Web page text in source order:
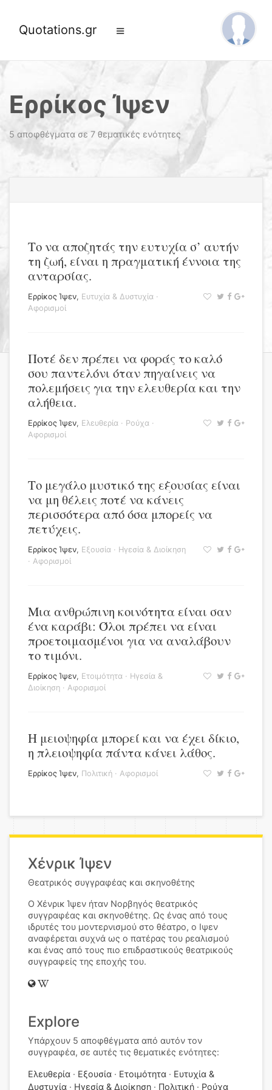
Quotations.gr
Ερρίκος Ίψεν
5 αποφθέγματα σε 7 θεματικές ενότητες
Το να αποζητάς την ευτυχία σ’ αυτήν
τη ζωή, είναι η πραγματική έννοια της
ανταρσίας.
Ερρίκος Ίψεν, Ευτυχία & Δυστυχία ·
Αφορισμοί
Ποτέ δεν πρέπει να φοράς το καλό
σου παντελόνι όταν πηγαίνεις να
πολεμήσεις για την ελευθερία και την
αλήθεια.
Ερρίκος Ίψεν, Ελευθερία · Ρούχα ·
Αφορισμοί
Το μεγάλο μυστικό της εξουσίας είναι
να μη θέλεις ποτέ να κάνεις
περισσότερα από όσα μπορείς να
πετύχεις.
Ερρίκος Ίψεν, Εξουσία · Ηγεσία & Διοίκηση
· Αφορισμοί
Μια ανθρώπινη κοινότητα είναι σαν
ένα καράβι: Όλοι πρέπει να είναι
προετοιμασμένοι για να αναλάβουν
το τιμόνι.
Ερρίκος Ίψεν, Ετοιμότητα · Ηγεσία &
Διοίκηση · Αφορισμοί
Η μειοψηφία μπορεί και να έχει δίκιο,
η πλειοψηφία πάντα κάνει λάθος.
Ερρίκος Ίψεν, Πολιτική · Αφορισμοί
Χένρικ Ίψεν
Θεατρικός συγγραφέας και σκηνοθέτης
Ο Χένρικ Ίψεν ήταν Νορβηγός θεατρικός
συγγραφέας και σκηνοθέτης. Ως ένας από τους
ιδρυτές του μοντερνισμού στο θέατρο, ο Ιψεν
αναφέρεται συχνά ως ο πατέρας του ρεαλισμού
και ένας από τους πιο επιδραστικούς θεατρικούς
συγγραφείς της εποχής του.
Explore
Υπάρχουν 5 αποφθέγματα από αυτόν τον
συγγραφέα, σε αυτές τις θεματικές ενότητες:
Ελευθερία Εξουσία Ετοιμότητα
Ευτυχία &
Δυστυχία
Ηγεσία & Διοίκηση Πολιτική Ρούχα